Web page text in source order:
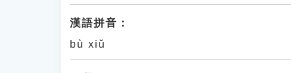
漢語拼音：
bù xiǔ